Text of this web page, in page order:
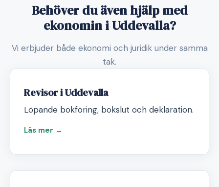
Behöver du även hjälp med
ekonomin i Uddevalla?
Vi erbjuder både ekonomi och juridik under samma
tak.
Revisor i Uddevalla
Löpande bokföring, bokslut och deklaration.
Läs mer →